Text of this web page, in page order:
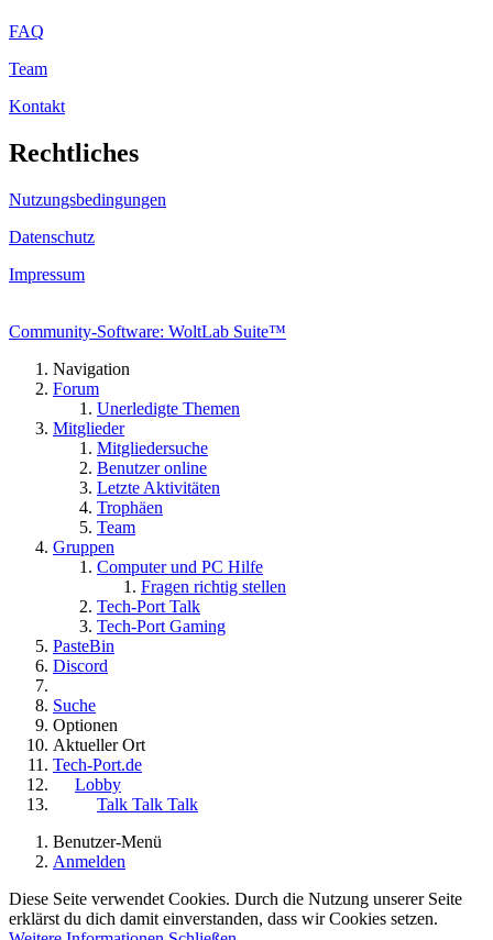
FAQ
Team
Kontakt
Rechtliches
Nutzungsbedingungen
Datenschutz
Impressum
Community-Software: WoltLab Suite™
Navigation
Forum
Unerledigte Themen
Mitglieder
Mitgliedersuche
Benutzer online
Letzte Aktivitäten
Trophäen
Team
Gruppen
Computer und PC Hilfe
Fragen richtig stellen
Tech-Port Talk
Tech-Port Gaming
PasteBin
Discord
Suche
Optionen
Aktueller Ort
Tech-Port.de
Lobby
Talk Talk Talk
Benutzer-Menü
Anmelden
Diese Seite verwendet Cookies. Durch die Nutzung unserer Seite
erklärst du dich damit einverstanden, dass wir Cookies setzen.